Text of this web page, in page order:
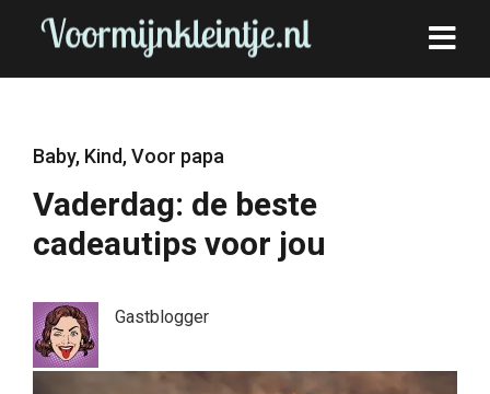
Baby, Kind,Voor papa
Vaderdag: de beste
cadeautips voor jou
Gastblogger